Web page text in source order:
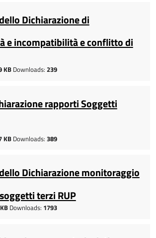
Dichiarazione di
e incompatibilità e conflitto di
KB Downloads: 239
rapporti Soggetti
KB Downloads: 389
Dichiarazione monitoraggio
terzi RUP
Downloads: 1793